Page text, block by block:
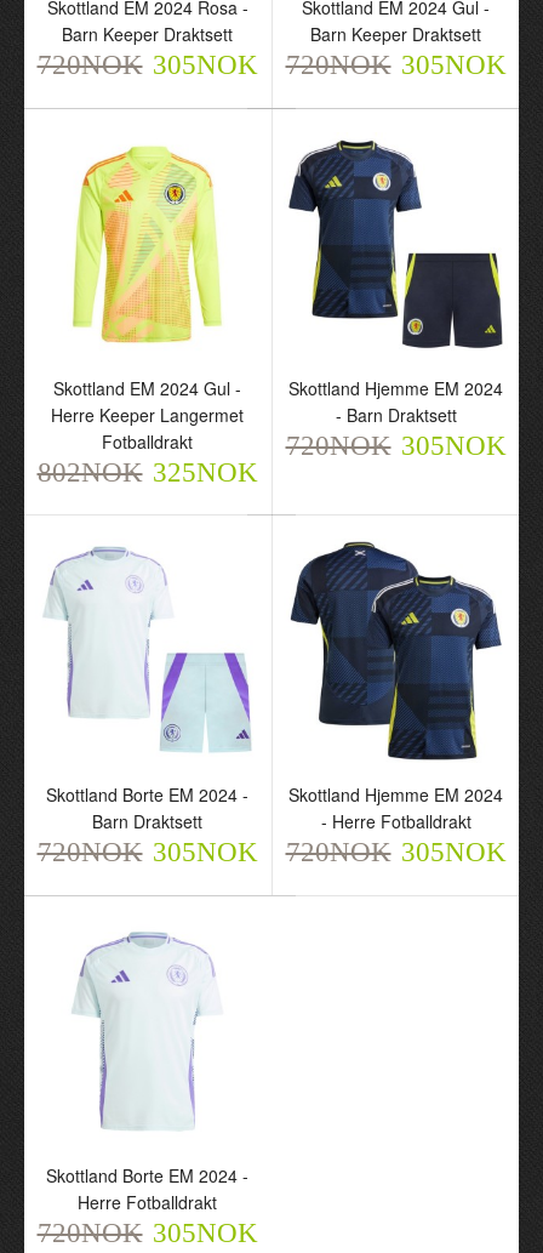
- Barn Keeper Draktsett
720NOK 305NOK
Barn Keeper Draktsett
720NOK 305NOK
Skottland EM 2024 Gul -
Herre Keeper Langermet
Fotballdrakt
802NOK
Skottland Hjemme EM
2024 - Barn Draktsett
Skottland Borte EM 2024
- Barn Draktsett
720NOK 305NOK
Skottland Hjemme EM
2024 - Herre Fotballdrakt
720NOK 305NOK
Skottland EM 2024 Rosa -
Barn Keeper Draktsett
720NOK 305NOK
Skottland EM 2024 Gul -
Barn Keeper Draktsett
720NOK 305NOK
Skottland EM 2024 Gul -
Herre Keeper Langermet
Fotballdrakt
802NOK 325NOK
Skottland Hjemme EM 2024
- Barn Draktsett
720NOK 305NOK
Skottland Borte EM 2024 -
Barn Draktsett
720NOK 305NOK
Skottland Hjemme EM 2024
- Herre Fotballdrakt
720NOK 305NOK
Skottland Borte EM 2024 -
Herre Fotballdrakt
720NOK 305NOK